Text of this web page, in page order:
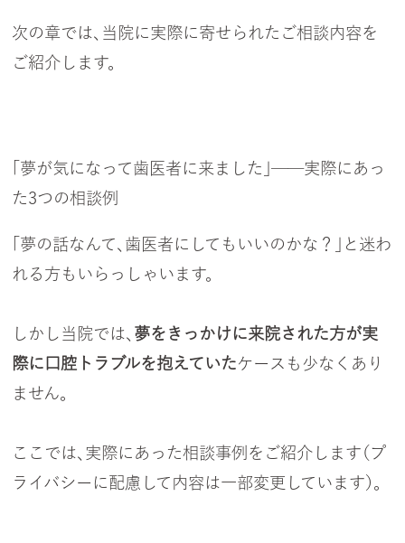
次の章では、当院に実際に寄せられたご相談内容を
ご紹介します。
「夢が気になって歯医者に来ました」──実際にあっ
た3つの相談例
「夢の話なんて、歯医者にしてもいいのかな？」と迷わ
れる方もいらっしゃいます。
しかし当院では、 夢をきっかけに来院された方が実
際に口腔トラブルを抱えていたケースも少なくあり
ません。
ここでは、実際にあった相談事例をご紹介します（プ
ライバシーに配慮して内容は一部変更しています）。